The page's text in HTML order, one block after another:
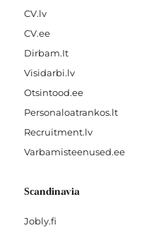
CV.lv
CV.ee
Dirbam.It
Visidarbi.lv
Otsintood.ee
Personaloatrankos.lt
Recruitment.lv
Varbamisteenused.ee
Scandinavia
Jobly.fi